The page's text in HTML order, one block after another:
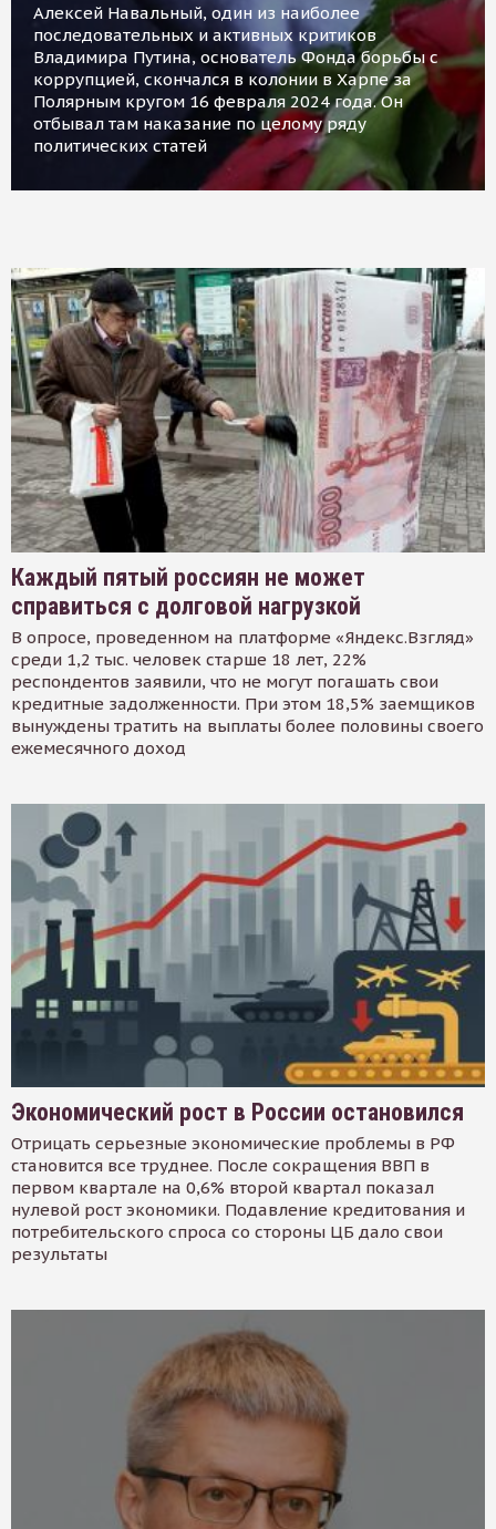
Алексей Навальный, один из наиболее
последовательных и активных критиков
Владимира Путина, основатель Фонда борьбы с
коррупцией, скончался в колонии в Харпе за
Полярным кругом 16 февраля 2024 года. Он
отбывал там наказание по целому ряду
политических статей
Каждый пятый россиян не может
справиться с долговой нагрузкой
В опросе, проведенном на платформе «Яндекс.Взгляд»
среди 1,2 тыс. человек старше 18 лет, 22%
респондентов заявили, что не могут погашать свои
кредитные задолженности. При этом 18,5% заемщиков
вынуждены тратить на выплаты более половины своего
ежемесячного доход
Экономический рост в России остановился
Отрицать серьезные экономические проблемы в РФ
становится все труднее. После сокращения ВВП в
первом квартале на 0,6% второй квартал показал
нулевой рост экономики. Подавление кредитования и
потребительского спроса со стороны ЦБ дало свои
результаты